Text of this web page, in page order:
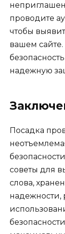
проводите
чтобы
вашем
надежную
Посадка
советы для
слова,
надежности,